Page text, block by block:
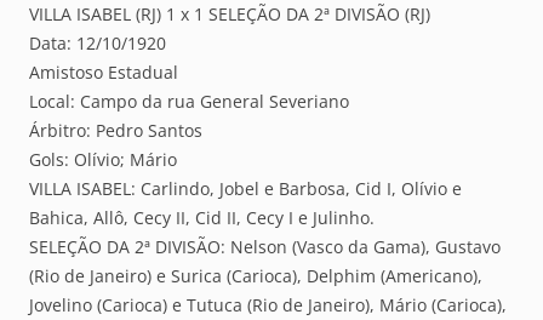
VILLA ISABEL (RJ) 1 x 1 SELEÇÃO DA 2ª DIVISÃO (RJ)
Data: 12/10/1920
Amistoso Estadual
Local: Campo da rua General Severiano
Árbitro: Pedro Santos
Gols: Olívio; Mário
VILLA ISABEL: Carlindo, Jobel e Barbosa, Cid I, Olívio e
Bahica, Allô, Cecy II, Cid II, Cecy I e Julinho.
SELEÇÃO DA 2ª DIVISÃO: Nelson (Vasco da Gama), Gustavo
(Rio de Janeiro) e Surica (Carioca), Delphim (Americano),
Jovelino (Carioca) e Tutuca (Rio de Janeiro), Mário (Carioca),